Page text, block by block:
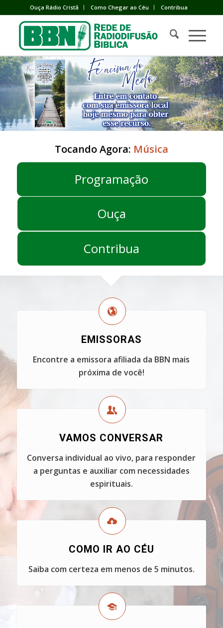
Ouça Rádio Cristã Como Chegar ao Céu Contribua
Tocando Agora: Música
Programação
Ouça
Contribua
EMISSORAS
Encontre a emissora afiliada da BBN mais
próxima de você!
VAMOS CONVERSAR
Conversa individual ao vivo, para responder
a perguntas e auxiliar com necessidades
espirituais.
COMO IR AO CÉU
Saiba com certeza em menos de 5 minutos.